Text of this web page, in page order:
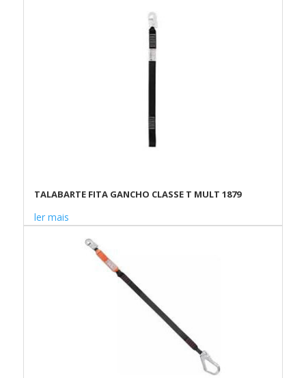
TALABARTE FITA GANCHO CLASSE T MULT 1879
ler mais